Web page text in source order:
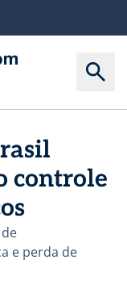
controle
e perda de